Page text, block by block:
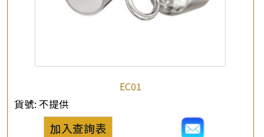
EC01
貨號: 不提供
加入查詢表